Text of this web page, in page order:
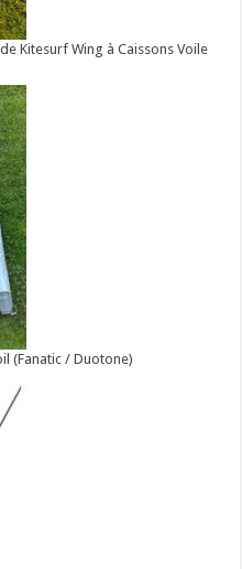
Kitesurf Wing à Caissons Voile
(Fanatic / Duotone)